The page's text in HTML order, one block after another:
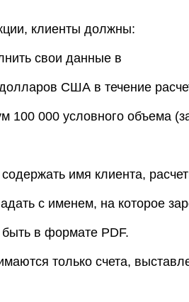
клиенты должны:
свои данные в
США в течение
100 000 условного объема
имя клиента,
с именем, на которое
в формате PDF.
только счета,